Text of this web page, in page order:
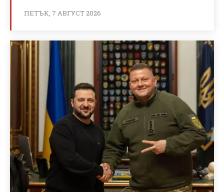
ПЕТЪК, 7 АВГУСТ 2026